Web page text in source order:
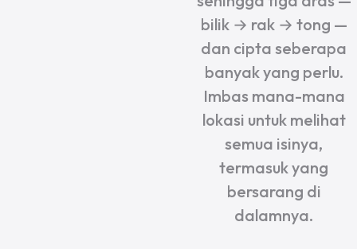
bilik → rak → tong —
dan cipta seberapa
banyak yang perlu.
Imbas mana-mana
lokasi untuk melihat
semua isinya,
termasuk yang
bersarang di
dalamnya.